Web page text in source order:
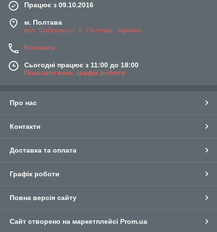
Працює з 09.10.2016
м. Полтава
вул. Соборності, 9, Полтава, Україна
Контакти
Сьогодні працює з 11:00 до 18:00
Показати весь графік роботи
Про нас
Контакти
Доставка та оплата
Графік роботи
Повна версія сайту
Сайт створено на маркетплейсі Prom.ua